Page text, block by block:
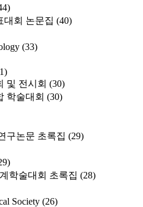
대회 논문집 (40)
(33)
및 전시회 (30)
학술대회 (30)
구논문 초록집 (29)
학술대회 초록집 (28)
Society (26)